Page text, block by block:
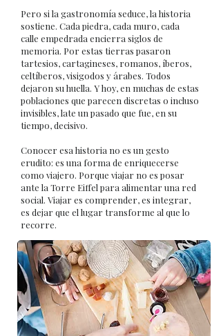
Pero si la gastronomía seduce, la historia
sostiene. Cada piedra, cada muro, cada
calle empedrada encierra siglos de
memoria. Por estas tierras pasaron
tartesios, cartagineses, romanos, íberos,
celtíberos, visigodos y árabes. Todos
dejaron su huella. Y hoy, en muchas de estas
poblaciones que parecen discretas o incluso
invisibles, late un pasado que fue, en su
tiempo, decisivo.
Conocer esa historia no es un gesto
erudito: es una forma de enriquecerse
como viajero. Porque viajar no es posar
ante la Torre Eiffel para alimentar una red
social. Viajar es comprender, es integrar,
es dejar que el lugar transforme al que lo
recorre.